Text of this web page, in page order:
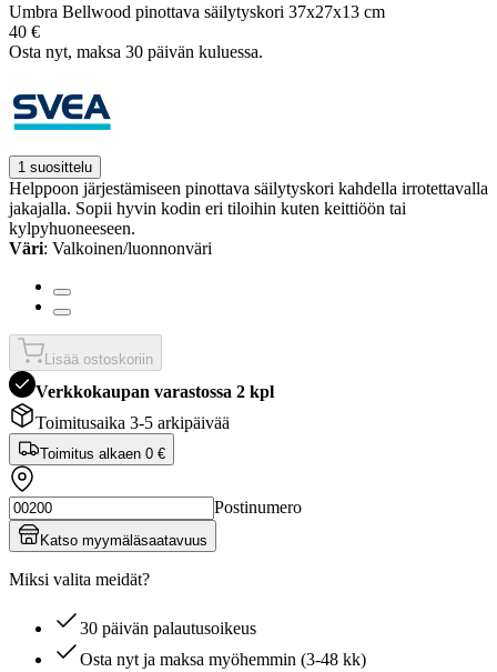
Umbra Bellwood pinottava säilytyskori 37x27x13 cm
40 €
Osta nyt, ­maksa 30 päivän kuluessa.
1 suosittelu
Helppoon järjestämiseen pinottava säilytyskori kahdella irrotettavalla
jakajalla. Sopii hyvin kodin eri tiloihin kuten keittiöön tai
kylpyhuoneeseen.
Väri: Valkoinen/luonnonväri
Lisää ostoskoriin
Verkkokaupan varastossa 2 kpl
Toimitusaika 3-5 arkipäivää
Toimitus alkaen 0 €
Postinumero
Katso myymäläsaatavuus
Miksi valita meidät?
30 päivän palautusoikeus
Osta nyt ja maksa myöhemmin (3-48 kk)